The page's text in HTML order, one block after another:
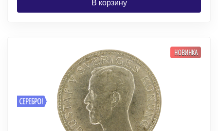
В корзину
СЕРЕБРО!
НОВИНКА